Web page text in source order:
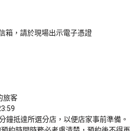
箱，請於現場出示電子憑證
旅客
鐘抵達所選分店，以便店家事前準備。